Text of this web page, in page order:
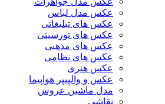
عکس مدل لباس
عکس های تبلیغاتی
عکس های تورسیتی
عکس های مذهبی
عکس های نظامی
عکس هنری
عکس و والپیپر هواپیما
مدل ماشین عروس
نقاشی